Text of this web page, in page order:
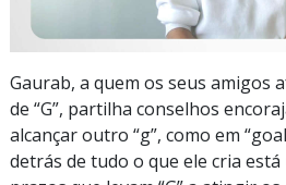
Gaurab, a quem os seus amigos
de “G”, partilha conselhos
alcançar outro “g”, como em
detrás de tudo o que ele cria